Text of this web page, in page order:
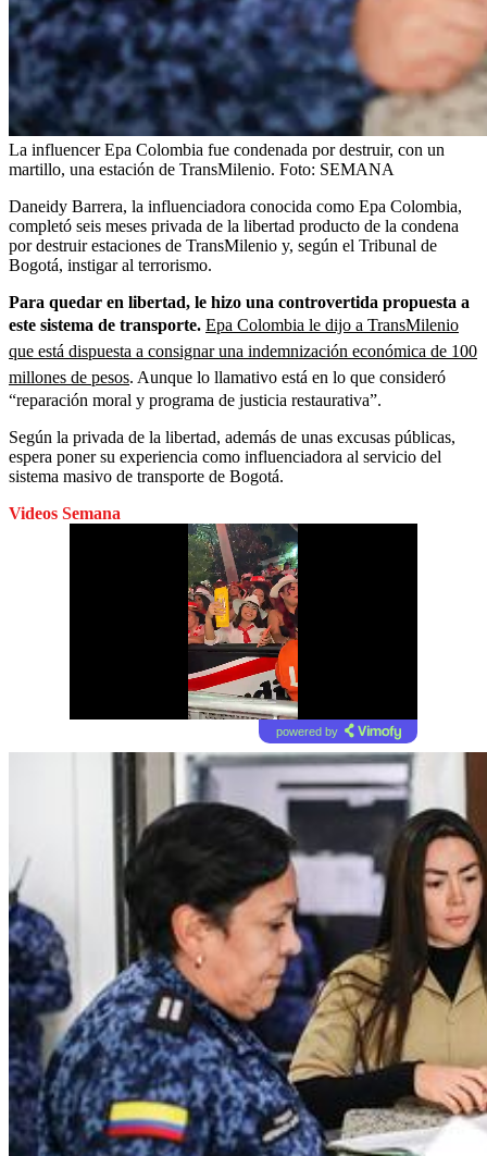
La influencer Epa Colombia fue condenada por destruir, con un
martillo, una estación de TransMilenio. Foto: SEMANA
Daneidy Barrera, la influenciadora conocida como Epa Colombia,
completó seis meses privada de la libertad producto de la condena
por destruir estaciones de TransMilenio y, según el Tribunal de
Bogotá, instigar al terrorismo.
Para quedar en libertad, le hizo una controvertida propuesta a
este sistema de transporte. Epa Colombia le dijo a TransMilenio
que está dispuesta a consignar una indemnización económica de 100
millones de pesos. Aunque lo llamativo está en lo que consideró
“reparación moral y programa de justicia restaurativa”.
Según la privada de la libertad, además de unas excusas públicas,
espera poner su experiencia como influenciadora al servicio del
sistema masivo de transporte de Bogotá.
Videos Semana
powered by